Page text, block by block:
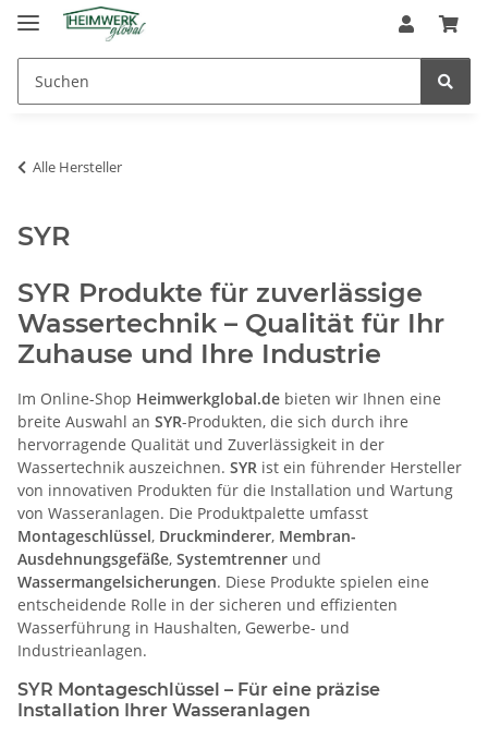
Alle Hersteller
SYR
SYR Produkte für zuverlässige
Wassertechnik – Qualität für Ihr
Zuhause und Ihre Industrie
Im Online-Shop Heimwerkglobal.de bieten wir Ihnen eine
breite Auswahl an SYR-Produkten, die sich durch ihre
hervorragende Qualität und Zuverlässigkeit in der
Wassertechnik auszeichnen. SYR ist ein führender Hersteller
von innovativen Produkten für die Installation und Wartung
von Wasseranlagen. Die Produktpalette umfasst
Montageschlüssel, Druckminderer, Membran-
Ausdehnungsgefäße, Systemtrenner und
Wassermangelsicherungen. Diese Produkte spielen eine
entscheidende Rolle in der sicheren und effizienten
Wasserführung in Haushalten, Gewerbe- und
Industrieanlagen.
SYR Montageschlüssel – Für eine präzise
Installation Ihrer Wasseranlagen